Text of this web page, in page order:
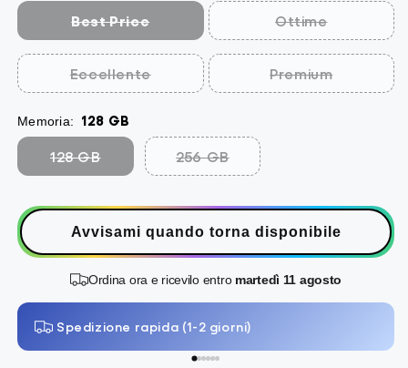
Best Price Ottime
Eccellente Premium
Memoria: 128 GB
128 GB 256 GB
Avvisami quando torna disponibile
Ordina ora e ricevilo entro martedì 11 agosto
Spedizione rapida (1-2 giorni)